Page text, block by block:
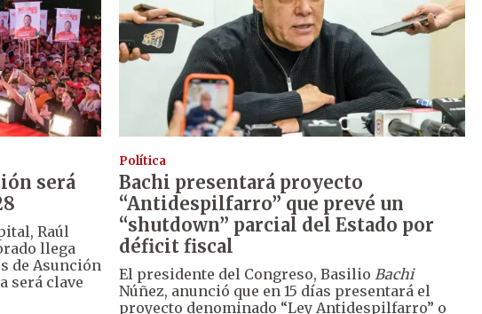
será
Raúl
llega
de Asunción
será clave
Política
Bachi presentará proyecto
“Antidespilfarro” que prevé un
“shutdown” parcial del Estado por
déficit fiscal
El presidente del Congreso, Basilio Bachi
Núñez, anunció que en 15 días presentará el
proyecto denominado “Ley Antidespilfarro” o